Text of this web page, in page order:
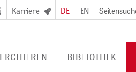
Karriere DE EN
BIBLIOTHEK